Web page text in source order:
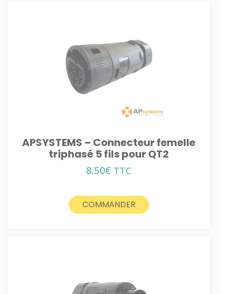
APSYSTEMS – Connecteur femelle
triphasé 5 fils pour QT2
8.50€ TTC
COMMANDER